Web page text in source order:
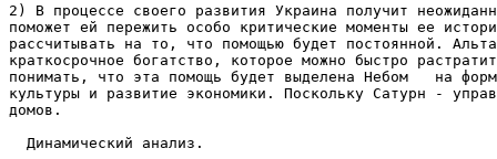
2) В процессе своего развития Украина получит
поможет ей пережить особо критические моменты ее
рассчитывать на то, что помощью будет постоянной.
краткосрочное богатство, которое можно быстро
понимать, что эта помощь будет выделена Небом   на
культуры и развитие экономики. Поскольку Сатурн -
домов.
  Динамический анализ.